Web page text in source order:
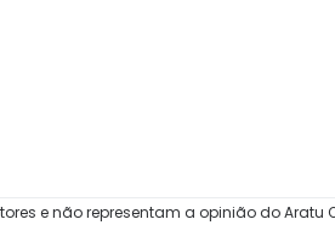
e não representam a opinião do Aratu